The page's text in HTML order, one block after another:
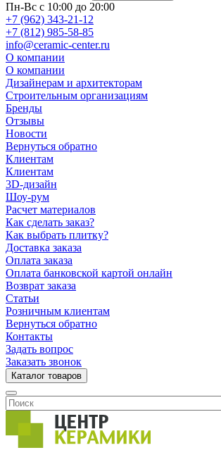
Пн-Вс с 10:00 до 20:00
+7 (962) 343-21-12
+7 (812) 985-58-85
info@ceramic-center.ru
О компании
О компании
Дизайнерам и архитекторам
Строительным организациям
Бренды
Отзывы
Новости
Вернуться обратно
Клиентам
Клиентам
3D-дизайн
Шоу-рум
Расчет материалов
Как сделать заказ?
Как выбрать плитку?
Доставка заказа
Оплата заказа
Оплата банковской картой онлайн
Возврат заказа
Статьи
Розничным клиентам
Вернуться обратно
Контакты
Задать вопрос
Заказать звонок
Каталог товаров